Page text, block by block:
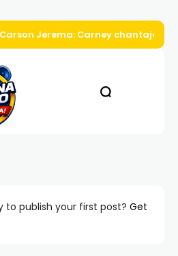
Carson Jerema: Carney chantajea a
to publish your first post? Get